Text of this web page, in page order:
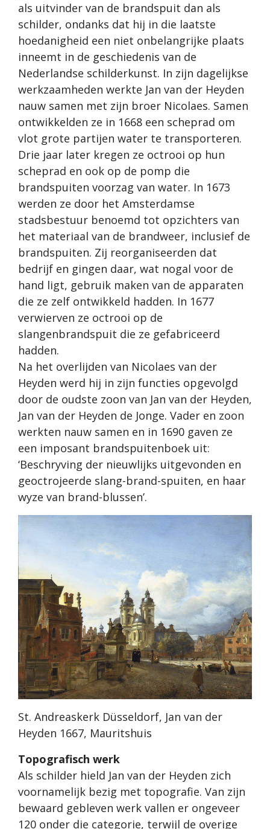
als uitvinder van de brandspuit dan als
schilder, ondanks dat hij in die laatste
hoedanigheid een niet onbelangrijke plaats
inneemt in de geschiedenis van de
Nederlandse schilderkunst. In zijn dagelijkse
werkzaamheden werkte Jan van der Heyden
nauw samen met zijn broer Nicolaes. Samen
ontwikkelden ze in 1668 een scheprad om
vlot grote partijen water te transporteren.
Drie jaar later kregen ze octrooi op hun
scheprad en ook op de pomp die
brandspuiten voorzag van water. In 1673
werden ze door het Amsterdamse
stadsbestuur benoemd tot opzichters van
het materiaal van de brandweer, inclusief de
brandspuiten. Zij reorganiseerden dat
bedrijf en gingen daar, wat nogal voor de
hand ligt, gebruik maken van de apparaten
die ze zelf ontwikkeld hadden. In 1677
verwierven ze octrooi op de
slangenbrandspuit die ze gefabriceerd
hadden.
Na het overlijden van Nicolaes van der
Heyden werd hij in zijn functies opgevolgd
door de oudste zoon van Jan van der Heyden,
Jan van der Heyden de Jonge. Vader en zoon
werkten nauw samen en in 1690 gaven ze
een imposant brandspuitenboek uit:
‘Beschryving der nieuwlijks uitgevonden en
geoctrojeerde slang-brand-spuiten, en haar
wyze van brand-blussen’.
St. Andreaskerk Düsseldorf, Jan van der
Heyden 1667, Mauritshuis
Topografisch werk
Als schilder hield Jan van der Heyden zich
voornamelijk bezig met topografie. Van zijn
bewaard gebleven werk vallen er ongeveer
120 onder die categorie, terwijl de overige